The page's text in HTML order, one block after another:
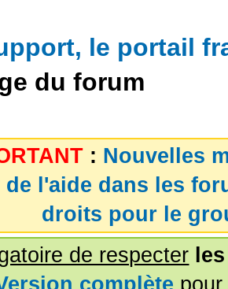
le portail
du forum
: Nouvelles
l'aide dans les
droits pour le
de respecter
complète